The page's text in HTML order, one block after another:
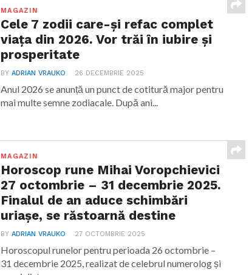
MAGAZIN
Cele 7 zodii care-și refac complet
viața din 2026. Vor trăi în iubire și
prosperitate
BYADRIAN VRAUKO 26 DECEMBRIE 2025
Anul 2026 se anunță un punct de cotitură major pentru
mai multe semne zodiacale. După ani...
MAGAZIN
Horoscop rune Mihai Voropchievici
27 octombrie – 31 decembrie 2025.
Finalul de an aduce schimbări
uriașe, se răstoarnă destine
BYADRIAN VRAUKO 27 OCTOMBRIE 2025
Horoscopul runelor pentru perioada 26 octombrie –
31 decembrie 2025, realizat de celebrul numerolog și